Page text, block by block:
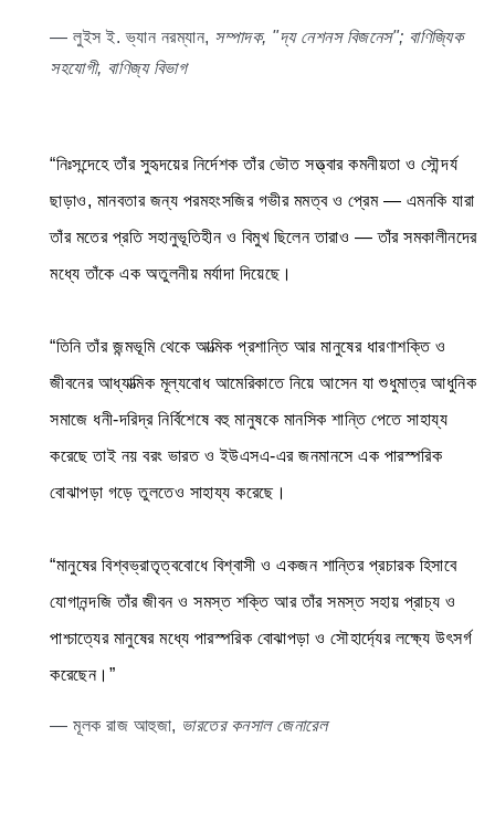
— লুইস ই. ভ্যান নরম্যান, সম্পাদক, "দ্য নেশনস বিজনেস"; বাণিজ্যিক
সহযোগী, বাণিজ্য বিভাগ
“নিঃসন্দেহে তাঁর সুহৃদয়ের নির্দেশক তাঁর ভৌত সত্ত্বার কমনীয়তা ও সৌন্দর্য
ছাড়াও, মানবতার জন্য পরমহংসজির গভীর মমত্ব ও প্রেম — এমনকি যারা
তাঁর মতের প্রতি সহানুভূতিহীন ও বিমুখ ছিলেন তারাও — তাঁর সমকালীনদের
মধ্যে তাঁকে এক অতুলনীয় মর্যাদা দিয়েছে।
“তিনি তাঁর জন্মভূমি থেকে আত্মিক প্রশান্তি আর মানুষের ধারণাশক্তি ও
জীবনের আধ্যাত্মিক মূল্যবোধ আমেরিকাতে নিয়ে আসেন যা শুধুমাত্র আধুনিক
সমাজে ধনী-দরিদ্র নির্বিশেষে বহু মানুষকে মানসিক শান্তি পেতে সাহায্য
করেছে তাই নয় বরং ভারত ও ইউএসএ-এর জনমানসে এক পারস্পরিক
বোঝাপড়া গড়ে তুলতেও সাহায্য করেছে।
“মানুষের বিশ্বভ্রাতৃত্ববোধে বিশ্বাসী ও একজন শান্তির প্রচারক হিসাবে
যোগানন্দজি তাঁর জীবন ও সমস্ত শক্তি আর তাঁর সমস্ত সহায় প্রাচ্য ও
পাশ্চাত্যের মানুষের মধ্যে পারস্পরিক বোঝাপড়া ও সৌহার্দ্যের লক্ষ্যে উৎসর্গ
করেছেন।”
— মূলক রাজ আহুজা, ভারতের কনসাল জেনারেল